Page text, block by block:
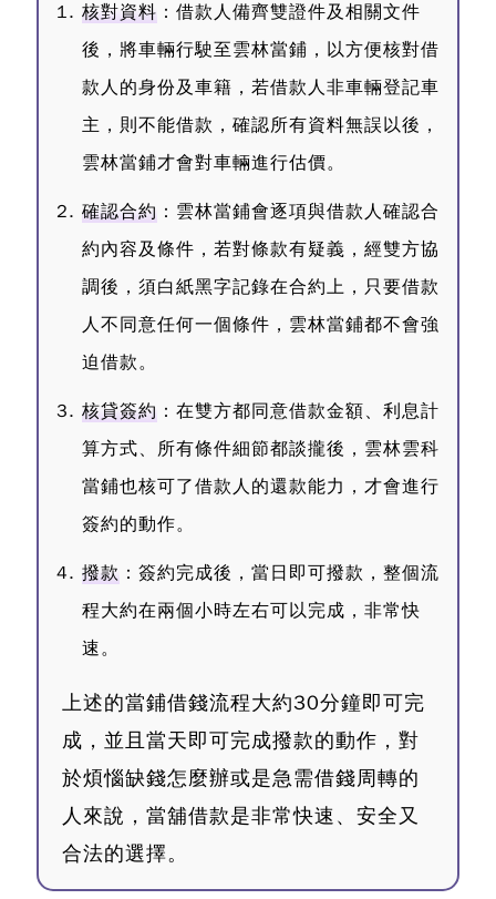
核對資料 ：借款人備齊雙證件及相關文件
後，將車輛行駛至雲林當鋪，以方便核對借
款人的身份及車籍，若借款人非車輛登記車
主，則不能借款，確認所有資料無誤以後，
雲林當鋪才會對車輛進行估價。
確認合約 ：雲林當鋪會逐項與借款人確認合
約內容及條件，若對條款有疑義，經雙方協
調後，須白紙黑字記錄在合約上，只要借款
人不同意任何一個條件，雲林當鋪都不會強
迫借款。
核貸簽約 ：在雙方都同意借款金額、利息計
算方式、所有條件細節都談攏後，雲林雲科
當鋪也核可了借款人的還款能力，才會進行
簽約的動作。
撥款 ：簽約完成後，當日即可撥款，整個流
程大約在兩個小時左右可以完成，非常快
速。
上述的當鋪借錢流程大約30分鐘即可完
成，並且當天即可完成撥款的動作，對
於煩惱缺錢怎麼辦或是急需借錢周轉的
人來說，當舖借款是非常快速、安全又
合法的選擇。